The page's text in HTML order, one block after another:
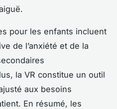
pour les enfants incluent
de l’anxiété et de la
la VR constitue un outil
aux besoins
En résumé, les